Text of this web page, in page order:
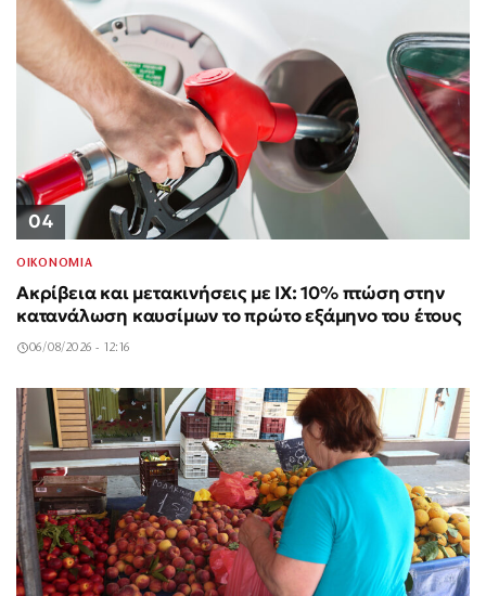
04
ΟΙΚΟΝΟΜΙΑ
Ακρίβεια και μετακινήσεις με ΙΧ: 10% πτώση στην
κατανάλωση καυσίμων το πρώτο εξάμηνο του έτους
06/08/2026 - 12:16